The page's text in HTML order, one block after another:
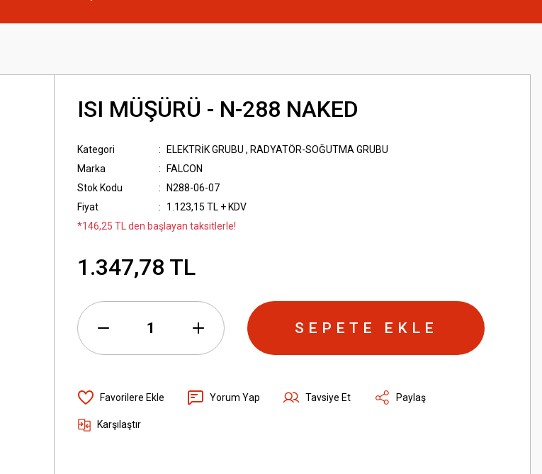
ISI MÜŞÜRÜ - N-288 NAKED
Kategori ELEKTRİK GRUBU , RADYATÖR-SOĞUTMA GRUBU
Marka
FALCON
Stok Kodu
N288-06-07
Fiyat
1.123,15 TL + KDV
*146,25 TL den başlayan taksitlerle!
1.347,78 TL
SEPETE EKLE
Yorum Yap Tavsiye Et Paylaş
Karşılaştır